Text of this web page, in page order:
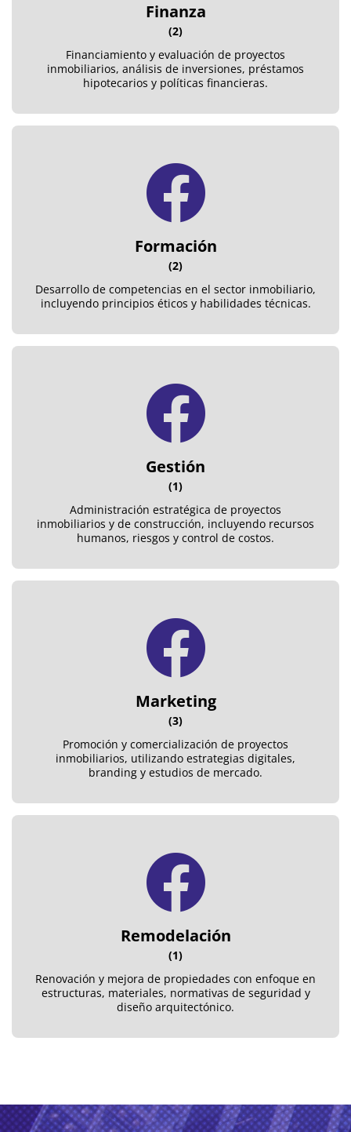
Finanza
(2)
Financiamiento y evaluación de proyectos
inmobiliarios, análisis de inversiones, préstamos
hipotecarios y políticas financieras.
Formación
(2)
Desarrollo de competencias en el sector inmobiliario,
incluyendo principios éticos y habilidades técnicas.
Gestión
(1)
Administración estratégica de proyectos
inmobiliarios y de construcción, incluyendo recursos
humanos, riesgos y control de costos.
Marketing
(3)
Promoción y comercialización de proyectos
inmobiliarios, utilizando estrategias digitales,
branding y estudios de mercado.
Remodelación
(1)
Renovación y mejora de propiedades con enfoque en
estructuras, materiales, normativas de seguridad y
diseño arquitectónico.